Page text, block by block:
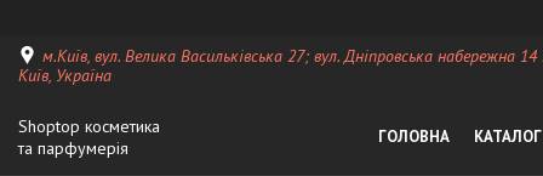
м.Київ, вул. Велика Васильківська 27; вул. Дніпровська набережна
Київ, Україна
Shoptop косметика
та парфумерія
ГОЛОВНА